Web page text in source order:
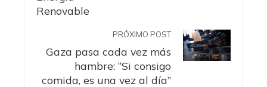
PRÓXIMO POST
Gaza pasa cada vez más
hambre: “Si consigo
comida, es una vez al día”